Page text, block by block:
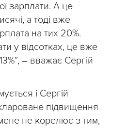
зарплати. А це
а тоді вже
на тих 20%.
у відсотках, це вже
– вважає Сергій
і Сергій
підвищення
не корелює з тим,